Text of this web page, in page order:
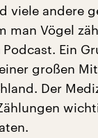
viele andere
man Vögel
Ein
großen
Der